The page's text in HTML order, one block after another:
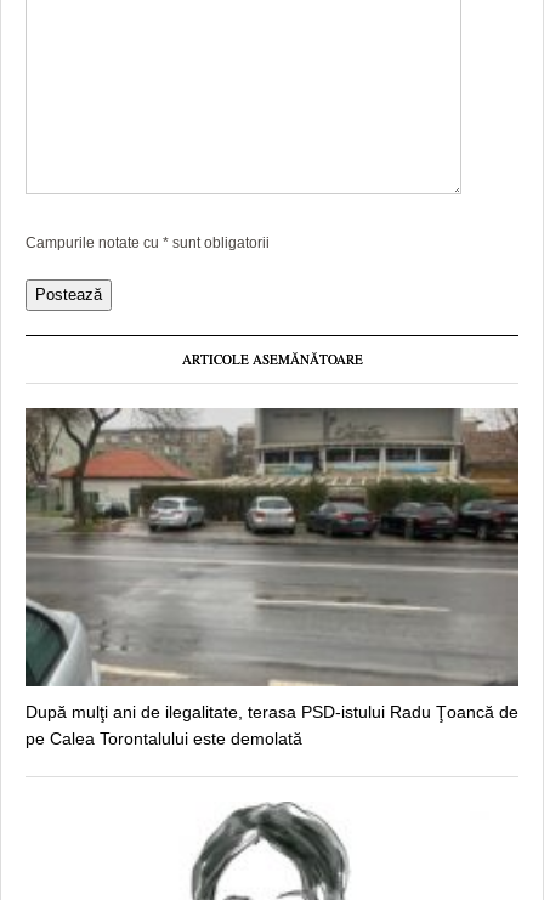
Campurile notate cu * sunt obligatorii
ARTICOLE ASEMĂNĂTOARE
După mulţi ani de ilegalitate, terasa PSD-istului Radu Ţoancă de
pe Calea Torontalului este demolată